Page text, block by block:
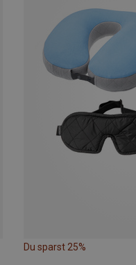
Du sparst 25%